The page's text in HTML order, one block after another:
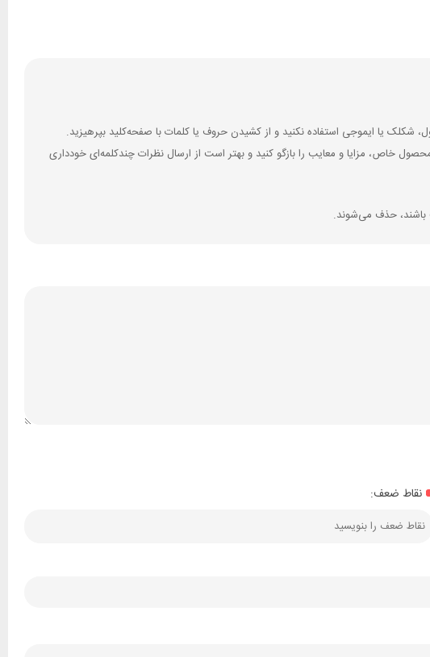
خاص، مزایا و معایب را بازگو کنید و بهتر است از ارسال نظرات چندکلمه‌‌ای خودداری
باشند، حذف می‌شوند.
نقاط ضعف: